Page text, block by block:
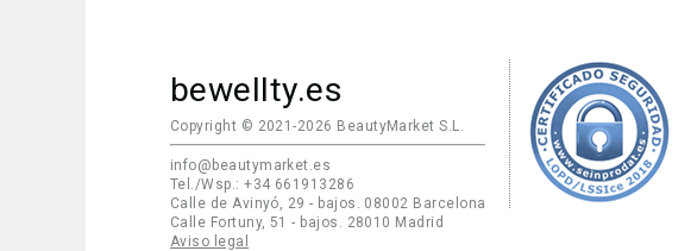
bewellty.es
Copyright © 2021-2026 BeautyMarket S.L.
info@beautymarket.es
Tel./Wsp.: +34 661913286
Calle de Avinyó, 29 - bajos. 08002 Barcelona
Calle Fortuny, 51 - bajos. 28010 Madrid
Aviso legal